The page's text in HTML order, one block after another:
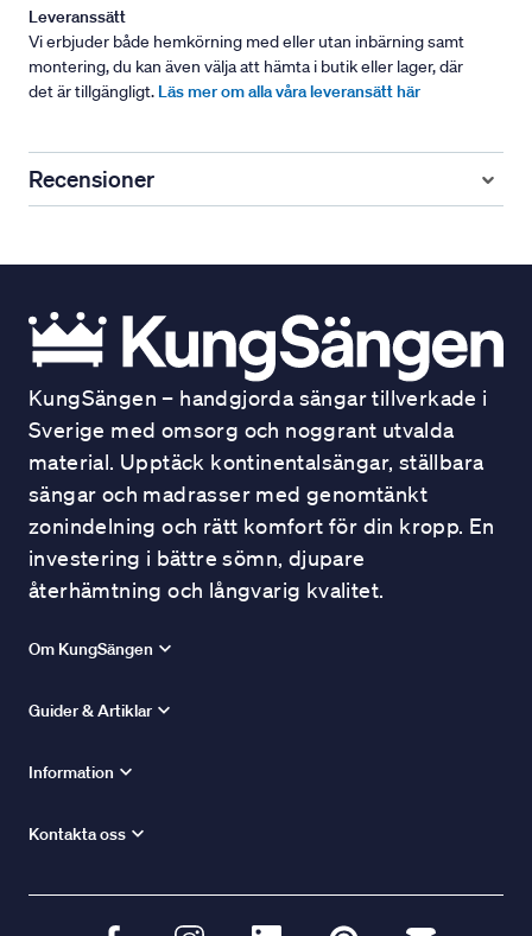
Leveranssätt
Vi erbjuder både hemkörning med eller utan inbärning samt
montering, du kan även välja att hämta i butik eller lager, där
det är tillgängligt. Läs mer om alla våra leveransätt här
Recensioner
KungSängen – handgjorda sängar tillverkade i
Sverige med omsorg och noggrant utvalda
material. Upptäck kontinentalsängar, ställbara
sängar och madrasser med genomtänkt
zonindelning och rätt komfort för din kropp. En
investering i bättre sömn, djupare
återhämtning och långvarig kvalitet.
Om KungSängen
Guider & Artiklar
Information
Kontakta oss